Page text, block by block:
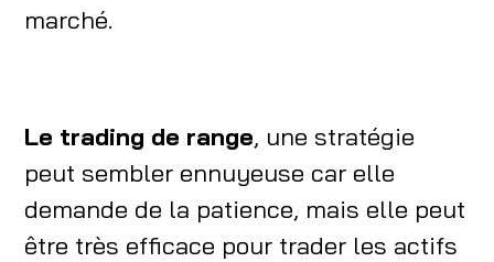
marché.
Le trading de range, une stratégie
peut sembler ennuyeuse car elle
demande de la patience, mais elle peut
être très efficace pour trader les actifs